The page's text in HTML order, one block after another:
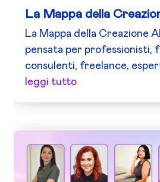
La Mappa della
La Mappa della Creazione
pensata per professionisti,
consulenti, freelance,
leggi tutto